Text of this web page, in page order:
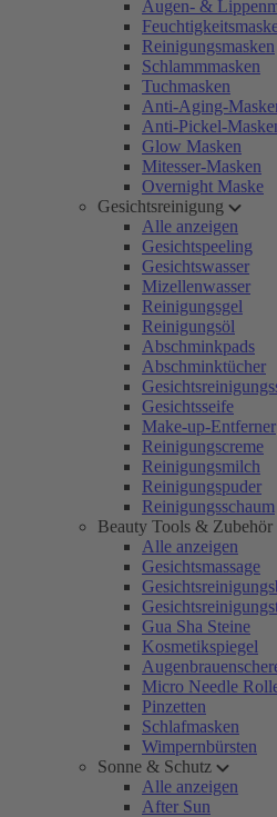
Augen- &
Reinigungsmasken
Schlammmasken
Tuchmasken
Anti-Aging-
Anti-Pickel-
Glow Masken
Mitesser-Masken
Overnight Maske
Gesichtsreinigung
Alle anzeigen
Gesichtspeeling
Gesichtswasser
Mizellenwasser
Reinigungsgel
Reinigungsöl
Abschminkpads
Abschminktücher
Gesichtsseife
Make-up-Entferner
Reinigungscreme
Reinigungsmilch
Reinigungspuder
Reinigungsschaum
Beauty Tools & Zubehör
Alle anzeigen
Gesichtsmassage
Gua Sha Steine
Kosmetikspiegel
Micro Needle
Pinzetten
Schlafmasken
Wimpernbürsten
Sonne & Schutz
Alle anzeigen
After Sun